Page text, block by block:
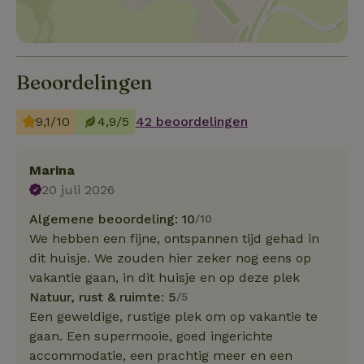
Beoordelingen
9,1/10 4,9/5 42 beoordelingen
Marina
20 juli 2026
Algemene beoordeling: 10/10
We hebben een fijne, ontspannen tijd gehad in
dit huisje. We zouden hier zeker nog eens op
vakantie gaan, in dit huisje en op deze plek
Natuur, rust & ruimte: 5/5
Een geweldige, rustige plek om op vakantie te
gaan. Een supermooie, goed ingerichte
accommodatie, een prachtig meer en een